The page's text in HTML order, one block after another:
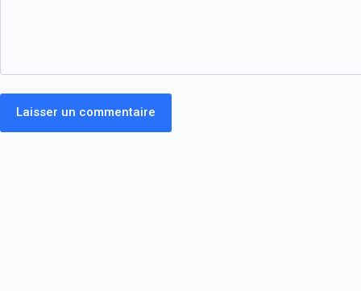
Laisser un commentaire